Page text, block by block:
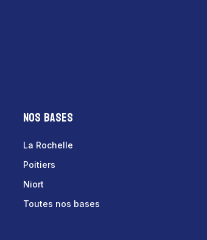
Nos bases
La Rochelle
Poitiers
Niort
Toutes nos bases